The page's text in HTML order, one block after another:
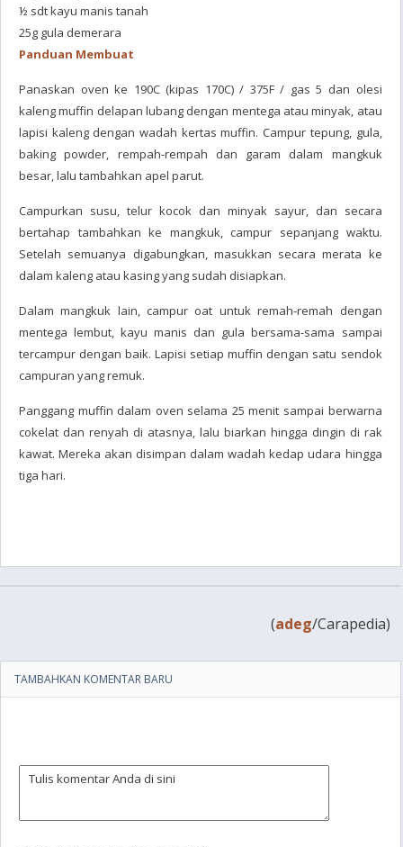
½ sdt kayu manis tanah
25g gula demerara
Panduan Membuat
Panaskan oven ke 190C (kipas 170C) / 375F / gas 5 dan olesi
kaleng muffin delapan lubang dengan mentega atau minyak, atau
lapisi kaleng dengan wadah kertas muffin. Campur tepung, gula,
baking powder, rempah-rempah dan garam dalam mangkuk
besar, lalu tambahkan apel parut.
Campurkan susu, telur kocok dan minyak sayur, dan secara
bertahap tambahkan ke mangkuk, campur sepanjang waktu.
Setelah semuanya digabungkan, masukkan secara merata ke
dalam kaleng atau kasing yang sudah disiapkan.
Dalam mangkuk lain, campur oat untuk remah-remah dengan
mentega lembut, kayu manis dan gula bersama-sama sampai
tercampur dengan baik. Lapisi setiap muffin dengan satu sendok
campuran yang remuk.
Panggang muffin dalam oven selama 25 menit sampai berwarna
cokelat dan renyah di atasnya, lalu biarkan hingga dingin di rak
kawat. Mereka akan disimpan dalam wadah kedap udara hingga
tiga hari.
(adeg/Carapedia)
TAMBAHKAN KOMENTAR BARU